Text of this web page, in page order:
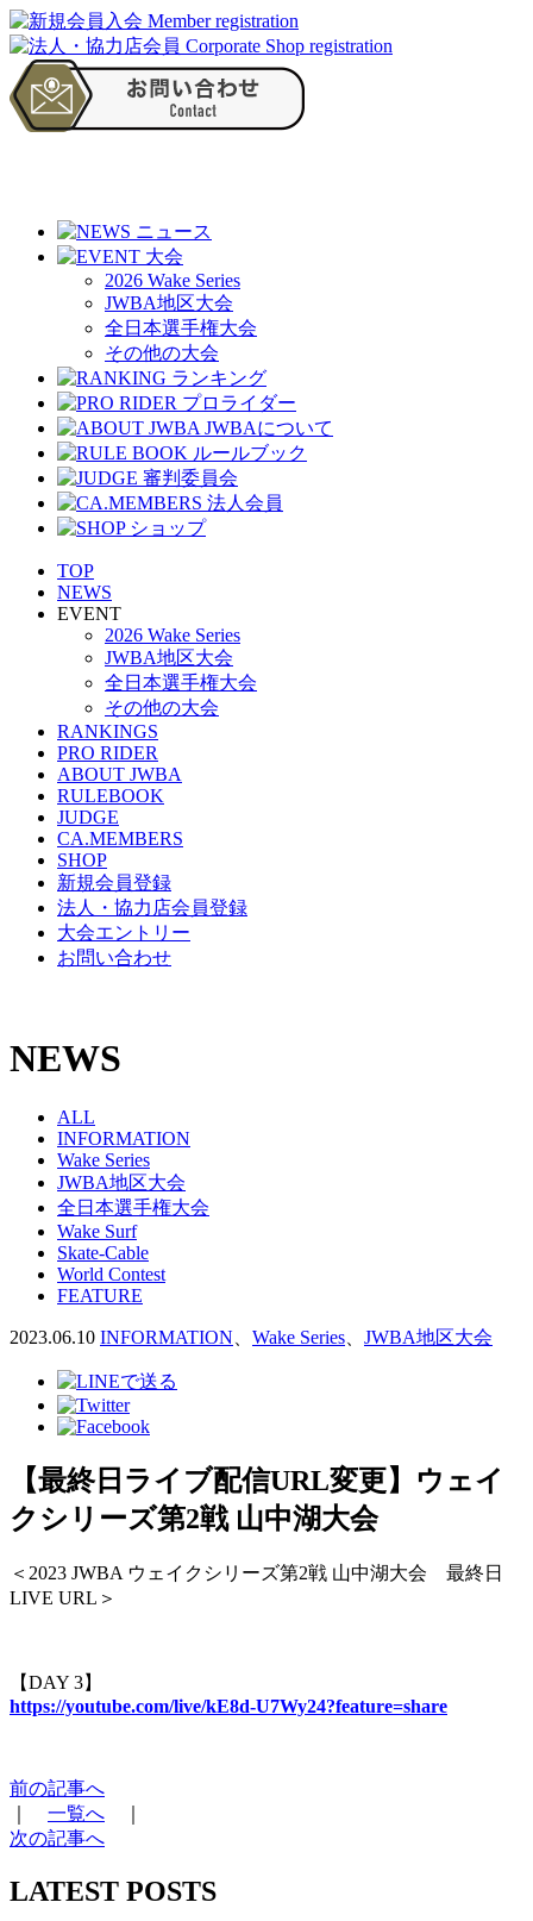
2026 Wake Series
JWBA地区大会
全日本選手権大会
その他の大会
TOP
NEWS
EVENT
2026 Wake Series
JWBA地区大会
全日本選手権大会
その他の大会
RANKINGS
PRO RIDER
ABOUT JWBA
RULEBOOK
JUDGE
CA.MEMBERS
SHOP
新規会員登録
法人・協力店会員登録
大会エントリー
お問い合わせ
NEWS
ALL
INFORMATION
Wake Series
JWBA地区大会
全日本選手権大会
Wake Surf
Skate-Cable
World Contest
FEATURE
2023.06.10 INFORMATION Wake Series JWBA地区大会
【最終日ライブ配信URL変更】ウェイ
クシリーズ第2戦 山中湖大会
＜2023 JWBA ウェイクシリーズ第2戦 山中湖大会 最終日
LIVE URL＞
【DAY 3】
https://youtube.com/live/kE8d-U7Wy24?feature=share
前の記事へ
一覧へ
次の記事へ
LATEST POSTS